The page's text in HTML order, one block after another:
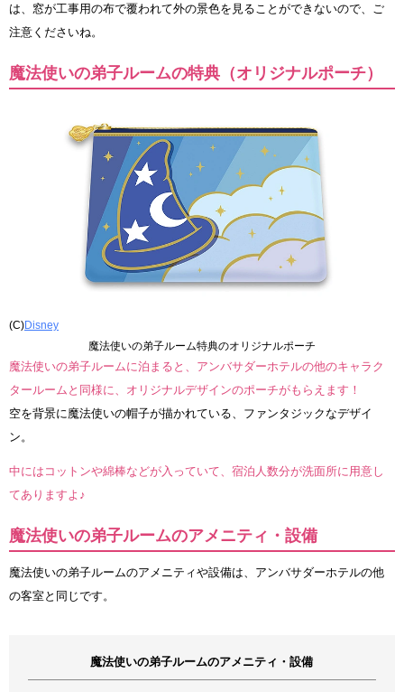
は、窓が工事用の布で覆われて外の景色を見ることができないので、ご
注意くださいね。
魔法使いの弟子ルームの特典（オリジナルポーチ）
(C)Disney
魔法使いの弟子ルーム特典のオリジナルポーチ
魔法使いの弟子ルームに泊まると、アンバサダーホテルの他のキャラク
タールームと同様に、オリジナルデザインのポーチがもらえます！
空を背景に魔法使いの帽子が描かれている、ファンタジックなデザイ
ン。
中にはコットンや綿棒などが入っていて、宿泊人数分が洗面所に用意し
てありますよ♪
魔法使いの弟子ルームのアメニティ・設備
魔法使いの弟子ルームのアメニティや設備は、アンバサダーホテルの他
の客室と同じです。
魔法使いの弟子ルームのアメニティ・設備